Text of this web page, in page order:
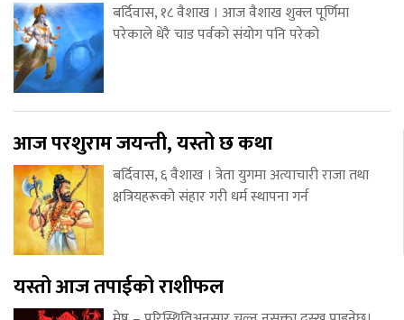
बर्दिवास, १८ वैशाख । आज वैशाख शुक्ल पूर्णिमा
परेकाले धेरै चाड पर्वको संयोग पनि परेको
आज परशुराम जयन्ती, यस्तो छ कथा
बर्दिवास, ६ वैशाख । त्रेता युगमा अत्याचारी राजा तथा
क्षत्रियहरूको संहार गरी धर्म स्थापना गर्न
यस्तो आज तपाईको राशीफल